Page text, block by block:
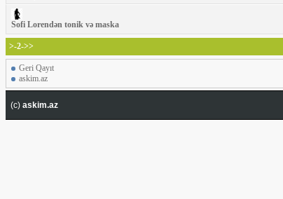
Sofi Lorendən tonik və maska
>-2->>
Geri Qayıt
askim.az
(c) askim.az